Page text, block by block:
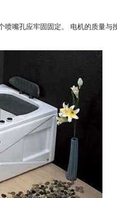
嘴孔应牢固固定。 电机的质量与